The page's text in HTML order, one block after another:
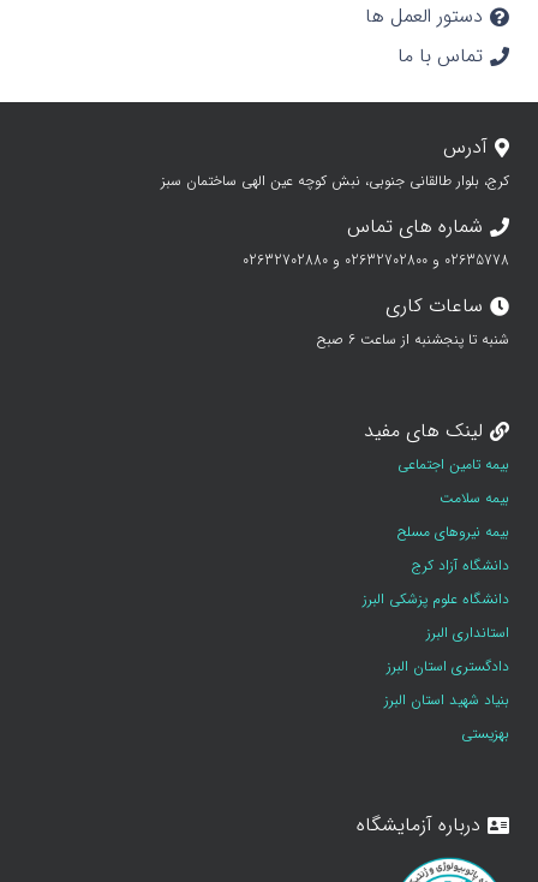
دستور العمل ها
تماس با ما
آدرس
کرج، بلوار طالقانی جنوبی، نبش کوچه عین الهی ساختمان سبز
شماره های تماس
02635778 و 02632702800 و 02632702880
ساعات کاری
شنبه تا پنجشنبه از ساعت 6 صبح
لینک های مفید
بیمه تامین اجتماعی
بیمه سلامت
بیمه نیروهای مسلح
دانشگاه آزاد کرج
دانشگاه علوم پزشکی البرز
استانداری البرز
دادگستری استان البرز
بنیاد شهید استان البرز
بهزیستی
درباره آزمایشگاه